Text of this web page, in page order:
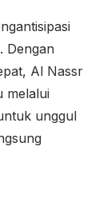
Dengan
Al Nassr
melalui
unggul